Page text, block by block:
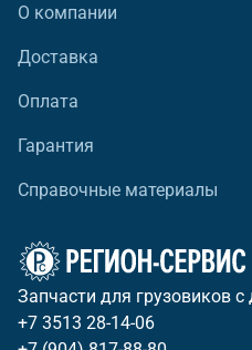
О компании
Доставка
Оплата
Гарантия
Справочные материалы
Запчасти для грузовиков
+7 3513 28-14-06